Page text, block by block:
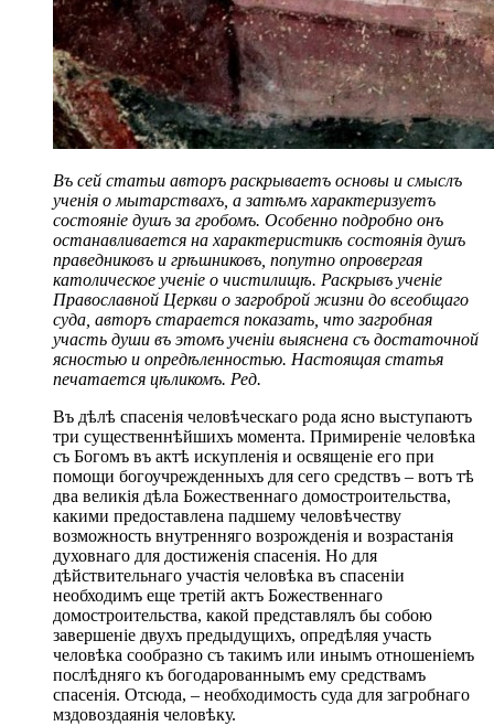
Въ сей статьи авторъ раскрываетъ основы и смыслъ
ученія о мытарствахъ, а затѣмъ характеризуетъ
состояніе душъ за гробомъ. Особенно подробно онъ
останавливается на характеристикѣ состоянія душъ
праведниковъ и грѣшниковъ, попутно опровергая
католическое ученіе о чистилищѣ. Раскрывъ ученіе
Православной Церкви о загроброй жизни до всеобщаго
суда, авторъ старается показать, что загробная
участь души въ этомъ ученіи выяснена съ достаточной
ясностью и опредѣленностью. Настоящая статья
печатается цѣликомъ. Ред.
Въ дѣлѣ спасенія человѣческаго рода ясно выступаютъ
три существеннѣйшихъ момента. Примиреніе человѣка
съ Богомъ въ актѣ искупленія и освященіе его при
помощи богоучрежденныхъ для сего средствъ – вотъ тѣ
два великія дѣла Божественнаго домостроительства,
какими предоставлена падшему человѣчеству
возможность внутренняго возрожденія и возрастанія
духовнаго для достиженія спасенія. Но для
дѣйствительнаго участія человѣка въ спасеніи
необходимъ еще третій актъ Божественнаго
домостроительства, какой представлялъ бы собою
завершеніе двухъ предыдущихъ, опредѣляя участь
человѣка сообразно съ такимъ или инымъ отношеніемъ
послѣдняго къ богодарованнымъ ему средствамъ
спасенія. Отсюда, – необходимость суда для загробнаго
мздовоздаянія человѣку.